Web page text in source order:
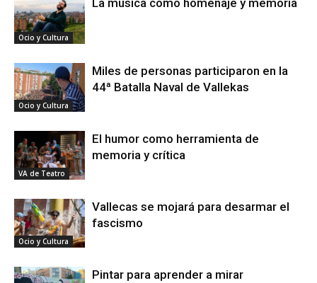
Ocio y Cultura
La música como homenaje y memoria
Ocio y Cultura
Miles de personas participaron en la
44ª Batalla Naval de Vallekas
VA de Teatro
El humor como herramienta de
memoria y crítica
Ocio y Cultura
Vallecas se mojará para desarmar el
fascismo
Pintar para aprender a mirar